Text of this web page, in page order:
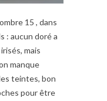
15 , dans
: aucun doré a
mais
manque
teintes, bon
pour être